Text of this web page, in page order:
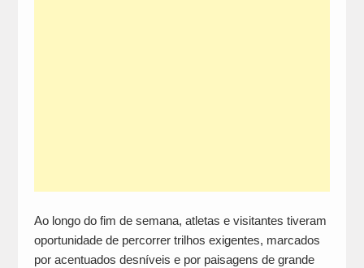
Ao longo do fim de semana, atletas e visitantes tiveram
oportunidade de percorrer trilhos exigentes, marcados
por acentuados desníveis e por paisagens de grande